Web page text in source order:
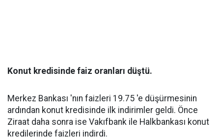
Konut kredisinde faiz oranları düştü.
Merkez Bankası 'nın faizleri 19.75 'e düşürmesinin
ardından konut kredisinde ilk indirimler geldi. Önce
Ziraat daha sonra ise Vakıfbank ile Halkbankası konut
kredilerinde faizleri indirdi.